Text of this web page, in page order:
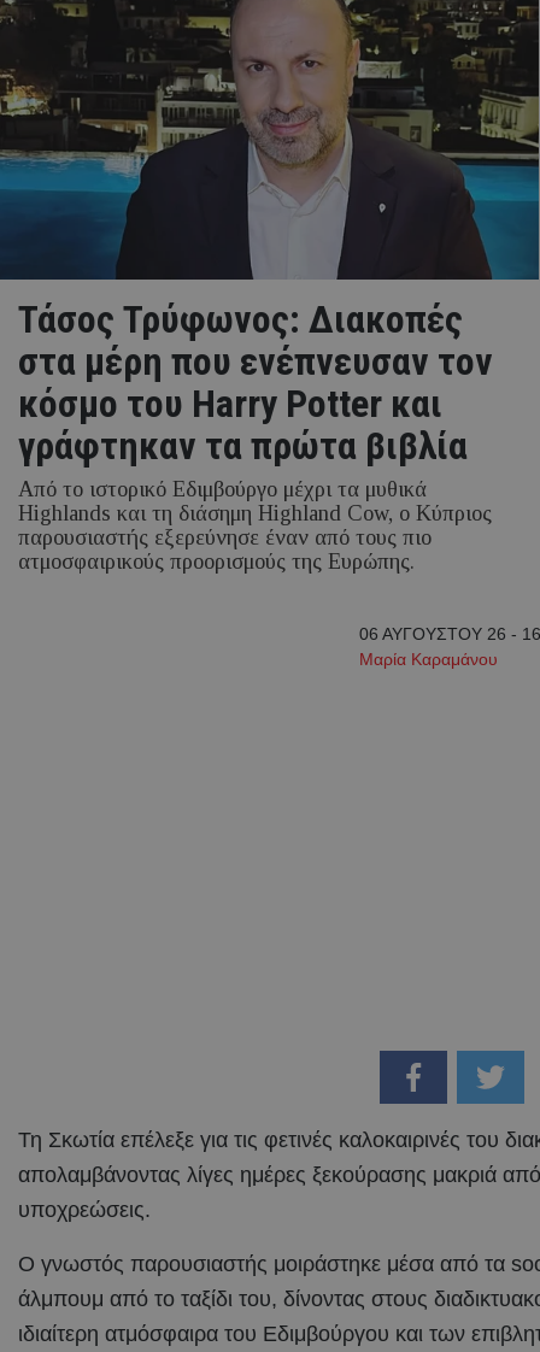
Τάσος Τρύφωνος: Διακοπές
στα μέρη που ενέπνευσαν τον
κόσμο του Harry Potter και
γράφτηκαν τα πρώτα βιβλία
Από το ιστορικό Εδιμβούργο μέχρι τα μυθικά
Highlands και τη διάσημη Highland Cow, ο Κύπριος
παρουσιαστής εξερεύνησε έναν από τους πιο
ατμοσφαιρικούς προορισμούς της Ευρώπης.
06 ΑΥΓΟΥΣΤΟΥ 26 -
Μαρία Καραμάνου
Τη Σκωτία επέλεξε για τις φετινές καλοκαιρινές του
απολαμβάνοντας λίγες ημέρες ξεκούρασης μακριά από
υποχρεώσεις.
Ο γνωστός παρουσιαστής μοιράστηκε μέσα από τα
άλμπουμ από το ταξίδι του, δίνοντας στους
ιδιαίτερη ατμόσφαιρα του Εδιμβούργου και των